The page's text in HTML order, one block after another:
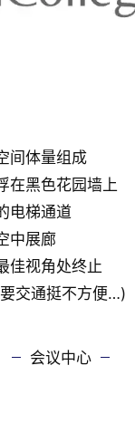
间体量组
黑色花园墙上
电梯通道
佳视角处终止